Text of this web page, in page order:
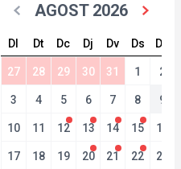
AGOST 2026
Dl Dt Dc Dj Dv Ds Dg
27 28 29 30 31 1 2
3 4 5 6 7 8 9
10 11 12 13 14 15 16
17 18 19 20 21 22 23